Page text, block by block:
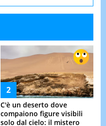
C'è un deserto dove
compaiono figure visibili
solo dal cielo: il mistero